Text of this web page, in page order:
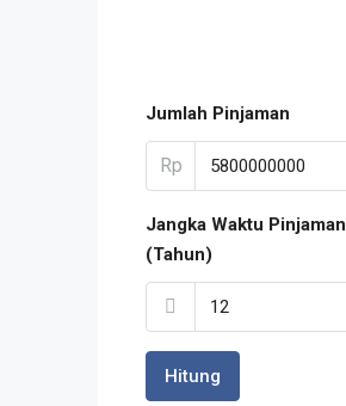
Jumlah Pinjaman
Rp
Jangka Waktu Pinjaman
(Tahun)
Hitung